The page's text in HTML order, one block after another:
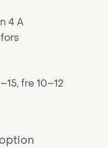
4 A
fre 10–12